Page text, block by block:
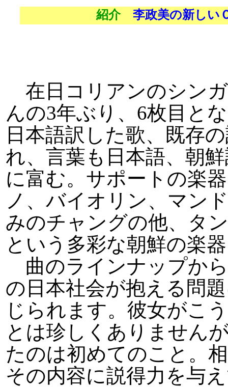
紹介李政美の新しい
在日コリアンのシン
んの3年ぶり、6枚目と
日本語訳した歌、既存
れ、言葉も日本語、朝
に富む。サポートの楽
ノ、バイオリン、マン
みのチャングの他、タ
という多彩な朝鮮の楽
曲のラインナップか
の日本社会が抱える問
じられます。彼女がこ
とは珍しくありません
たのは初めてのこと。
その内容に説得力を与